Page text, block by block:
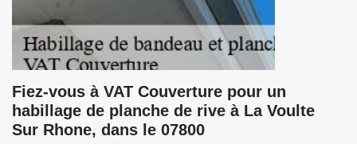
Fiez-vous à VAT Couverture pour un
habillage de planche de rive à La Voulte
Sur Rhone, dans le 07800